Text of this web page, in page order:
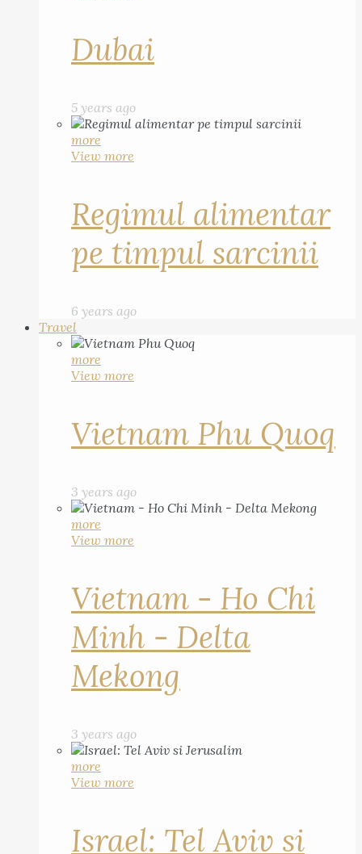
Dubai
5 years ago
more
View more
Regimul alimentar
pe timpul sarcinii
6 years ago
Travel
more
View more
Vietnam Phu Quoq
3 years ago
more
View more
Vietnam - Ho Chi
Minh - Delta
Mekong
3 years ago
more
View more
Israel: Tel Aviv si